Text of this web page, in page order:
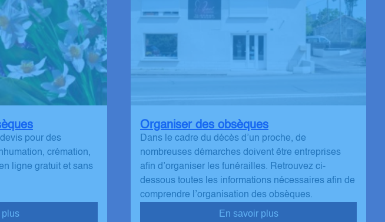
pour des
crémation,
ligne gratuit et sans
plus
Organiser des obsèques
Dans le cadre du décès d’un proche, de
nombreuses démarches doivent être entreprises
afin d’organiser les funérailles. Retrouvez ci-
dessous toutes les informations nécessaires afin de
comprendre l’organisation des obsèques.
En savoir plus